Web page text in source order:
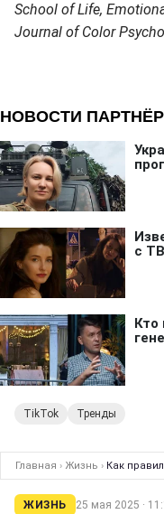
School of Life,
Journal of Color
TikTok Тренды
Главная › Жизнь › Как
ЖИЗНЬ 25 мая 2025 ·